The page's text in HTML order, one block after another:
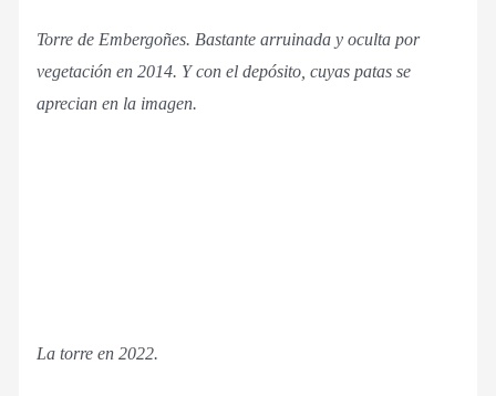
Torre de Embergoñes. Bastante arruinada y oculta por
vegetación en 2014. Y con el depósito, cuyas patas se
aprecian en la imagen.
La torre en 2022.